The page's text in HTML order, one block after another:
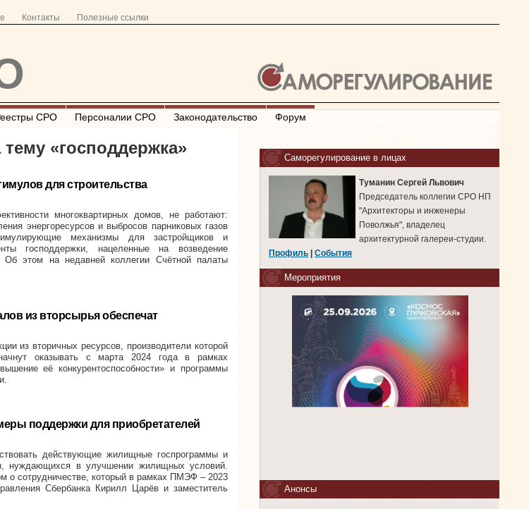
Контакты Полезные ссылки
СРО Персоналии СРО Законодательство Форум
«господдержка»
для строительства
многоквартирных домов, не работают:
энергоресурсов и выбросов парниковых газов
механизмы для застройщиков и
господдержки, нацеленные на возведение
Об этом на недавней коллегии Счётной палаты
из вторсырья обеспечат
из вторичных ресурсов, производители которой
оказывать с марта 2024 года в рамках
её конкурентоспособности» и программы
поддержки для приобретателей
действующие жилищные госпрограммы и
нуждающихся в улучшении жилищных условий.
о сотрудничестве, который в рамках ПМЭФ – 2023
Сбербанка Кирилл Царёв и заместитель
Саморегулирование в лицах
Туманин Сергей Львович
Председатель коллегии СРО НП
"Архитекторы и инженеры
Поволжья", владелец
архитектурной галереи-студии.
Профиль
События
Мероприятия
Анонсы